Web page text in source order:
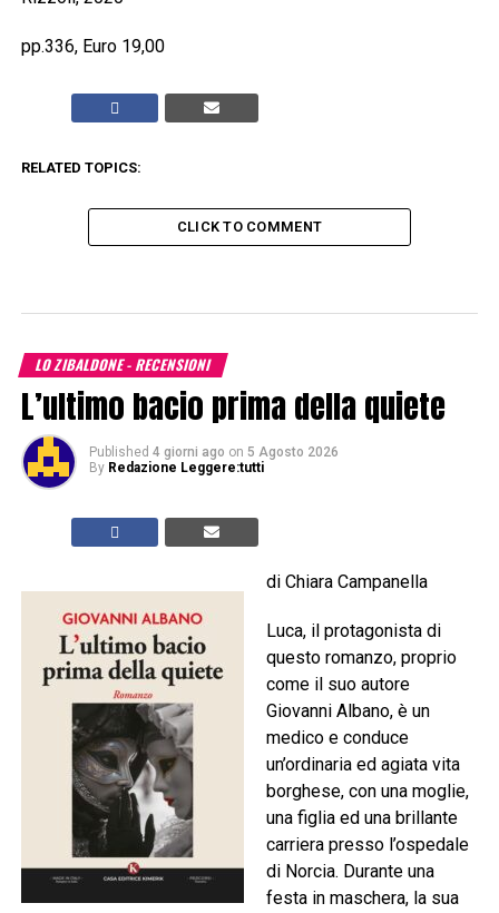
pp.336, Euro 19,00
RELATED TOPICS:
CLICK TO COMMENT
LO ZIBALDONE - RECENSIONI
L’ultimo bacio prima della quiete
Published 4 giorni ago on 5 Agosto 2026
By Redazione Leggere:tutti
di Chiara Campanella
Luca, il protagonista di
questo romanzo, proprio
come il suo autore
Giovanni Albano, è un
medico e conduce
un’ordinaria ed agiata vita
borghese, con una moglie,
una figlia ed una brillante
carriera presso l’ospedale
di Norcia. Durante una
festa in maschera, la sua